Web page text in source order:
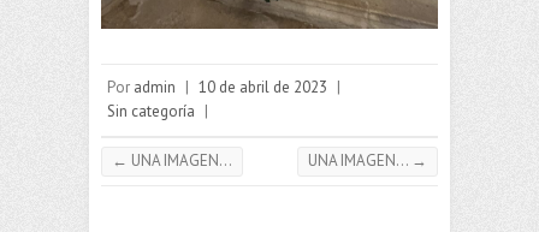
Por admin | 10 de abril de 2023 |
Sin categoría |
← UNA IMAGEN… UNA IMAGEN… →